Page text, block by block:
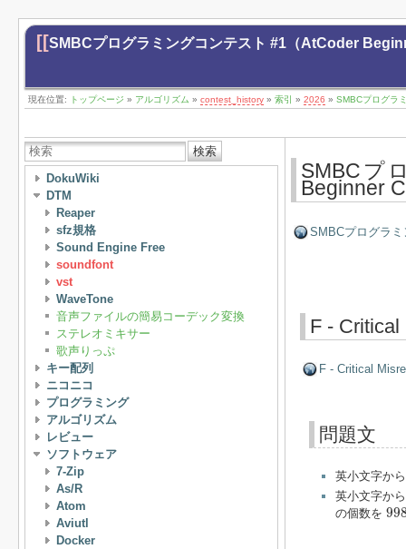
[[SMBCプログラミングコンテスト #1（AtCoder
現在位置: トップページ » アルゴリズム » contest_history » 索引 » 2026 » SMBCプログラ
検索
DokuWiki
DTM
Reaper
sfz規格
Sound Engine Free
soundfont
vst
WaveTone
音声ファイルの簡易コーデック変換
ステレオミキサー
歌声りっぷ
キー配列
ニコニコ
プログラミング
アルゴリズム
レビュー
ソフトウェア
7-Zip
As/R
Atom
Aviutl
Docker
SMBCプ
Beginner
SMBCプログラ
F - Critical
F - Critical
問題文
英小文字か
英小文字か
の個数を